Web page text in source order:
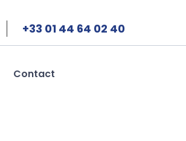
+33 01 44 64 02 40
Contact